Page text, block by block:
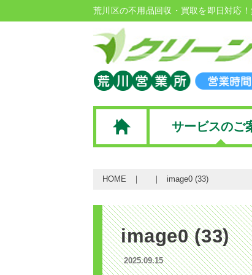
荒川区の不用品回収・買取を即日対応
サービスのご
HOME image0 (33)
image0 (33)
2025.09.15